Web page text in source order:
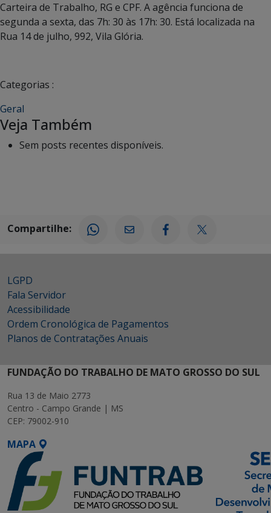
Carteira de Trabalho, RG e CPF. A agência funciona de
segunda a sexta, das 7h: 30 às 17h: 30. Está localizada na
Rua 14 de julho, 992, Vila Glória.
Categorias :
Geral
Veja Também
Sem posts recentes disponíveis.
Compartilhe:
LGPD
Fala Servidor
Acessibilidade
Ordem Cronológica de Pagamentos
Planos de Contratações Anuais
FUNDAÇÃO DO TRABALHO DE MATO GROSSO DO SUL
Rua 13 de Maio 2773
Centro - Campo Grande | MS
CEP: 79002-910
MAPA